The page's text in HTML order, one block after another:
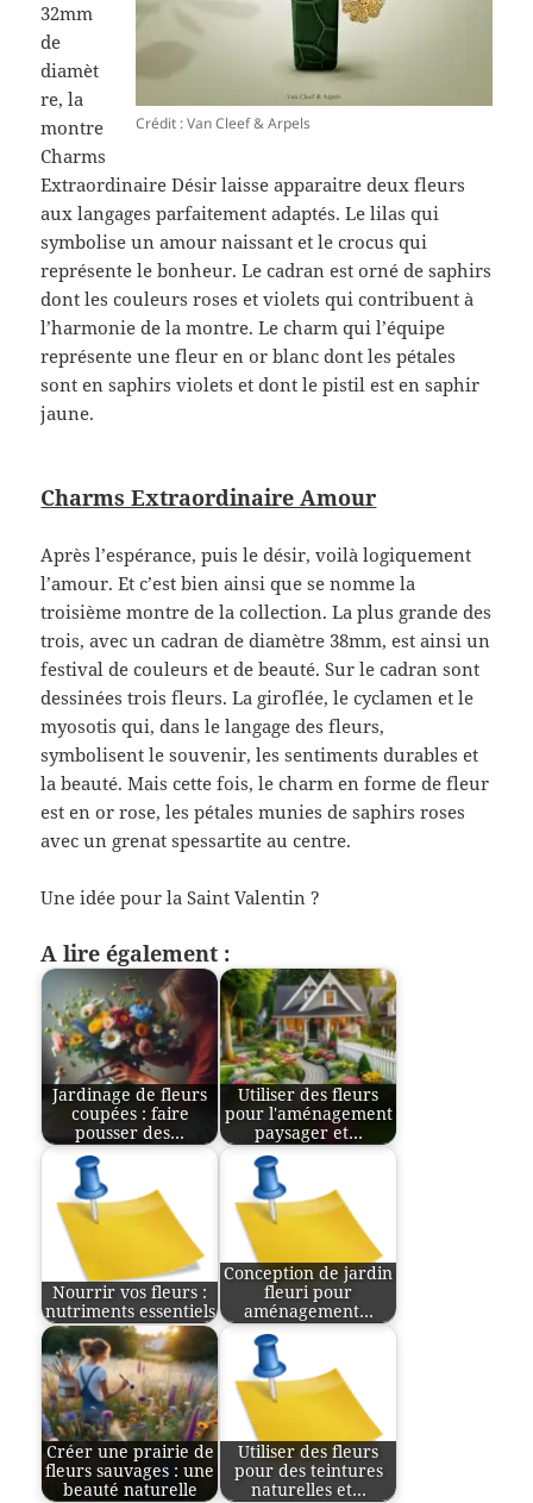
Crédit : Van Cleef & Arpels
32mm
de
diamèt
re, la
montre
Charms
Extraordinaire Désir laisse apparaitre deux fleurs
aux langages parfaitement adaptés. Le lilas qui
symbolise un amour naissant et le crocus qui
représente le bonheur. Le cadran est orné de saphirs
dont les couleurs roses et violets qui contribuent à
l’harmonie de la montre. Le charm qui l’équipe
représente une fleur en or blanc dont les pétales
sont en saphirs violets et dont le pistil est en saphir
jaune.
Charms Extraordinaire Amour
Après l’espérance, puis le désir, voilà logiquement
l’amour. Et c’est bien ainsi que se nomme la
troisième montre de la collection. La plus grande des
trois, avec un cadran de diamètre 38mm, est ainsi un
festival de couleurs et de beauté. Sur le cadran sont
dessinées trois fleurs. La giroflée, le cyclamen et le
myosotis qui, dans le langage des fleurs,
symbolisent le souvenir, les sentiments durables et
la beauté. Mais cette fois, le charm en forme de fleur
est en or rose, les pétales munies de saphirs roses
avec un grenat spessartite au centre.
Une idée pour la Saint Valentin ?
A lire également :
Jardinage de fleurs
coupées : faire
pousser des…
Utiliser des fleurs
pour l'aménagement
paysager et…
Nourrir vos fleurs :
nutriments essentiels
Conception de jardin
fleuri pour
aménagement…
Créer une prairie de
fleurs sauvages : une
beauté naturelle
Utiliser des fleurs
pour des teintures
naturelles et…